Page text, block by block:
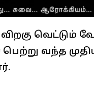
வெட்டும்
பெற்று வந்த